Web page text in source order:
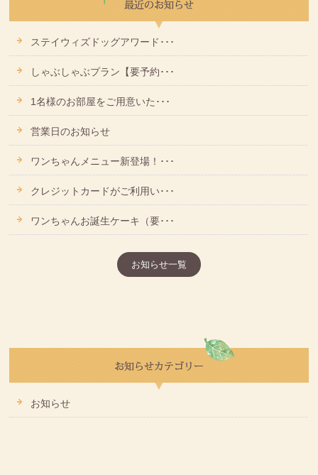
ステイウィズドッグアワード･･･
しゃぶしゃぶプラン【要予約･･･
1名様のお部屋をご用意いた･･･
営業日のお知らせ
ワンちゃんメニュー新登場！･･･
クレジットカードがご利用い･･･
ワンちゃんお誕生ケーキ（要･･･
お知らせ一覧
お知らせ